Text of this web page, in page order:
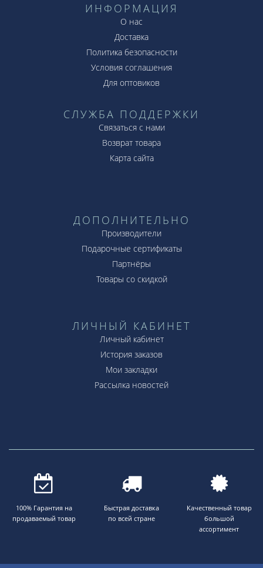
ИНФОРМАЦИЯ
О нас
Доставка
Политика безопасности
Условия соглашения
Для оптовиков
СЛУЖБА ПОДДЕРЖКИ
Связаться с нами
Возврат товара
Карта сайта
ДОПОЛНИТЕЛЬНО
Производители
Подарочные сертификаты
Партнёры
Товары со скидкой
ЛИЧНЫЙ КАБИНЕТ
Личный кабинет
История заказов
Мои закладки
Рассылка новостей
100% Гарантия на
продаваемый товар
Быстрая доставка
по всей стране
Качественный товар
большой
ассортимент